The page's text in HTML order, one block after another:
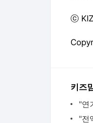
ⓒ
키즈